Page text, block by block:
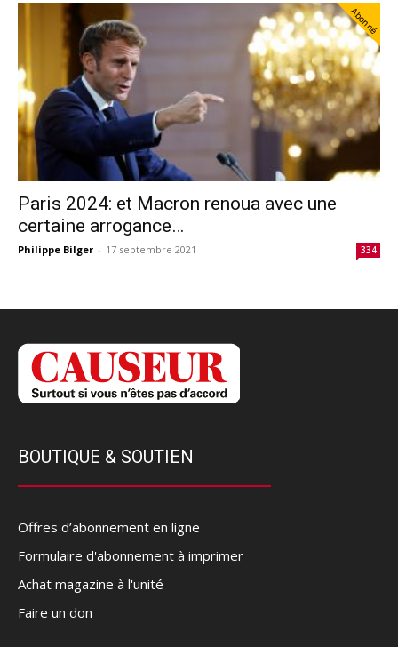
Abonné
Paris 2024: et Macron renoua avec une
certaine arrogance…
Philippe Bilger - 17 septembre 2021 334
BOUTIQUE & SOUTIEN
Offres d’abonnement en ligne
Formulaire d'abonnement à imprimer
Achat magazine à l'unité
Faire un don